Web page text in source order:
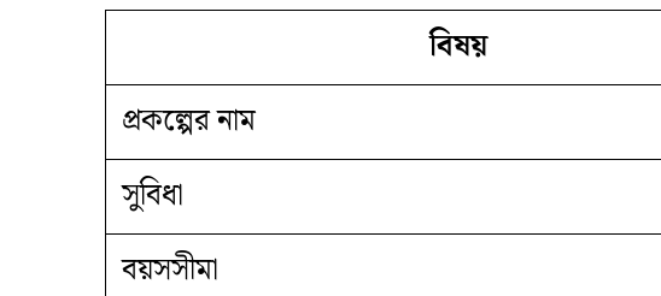
বিষয়
প্রকল্পের নাম
সুবিধা
বয়সসীমা